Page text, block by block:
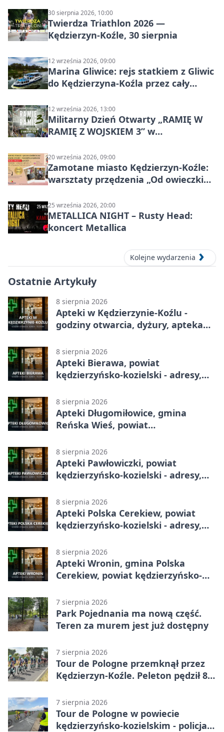
30 sierpnia 2026, 10:00
Twierdza Triathlon 2026 —
Kędzierzyn-Koźle, 30 sierpnia
12 września 2026, 09:00
Marina Gliwice: rejs statkiem z Gliwic
do Kędzierzyna-Koźla przez cały
12 września 2026, 13:00
Militarny Dzień Otwarty „RAMIĘ W
RAMIĘ Z WOJSKIEM 3” w
20 września 2026, 09:00
Zamotane miasto Kędzierzyn-Koźle:
warsztaty przędzenia „Od owieczki
25 września 2026, 20:00
METALLICA NIGHT – Rusty Head:
koncert Metallica
Kolejne wydarzenia
Ostatnie Artykuły
8 sierpnia 2026
Apteki w Kędzierzynie-Koźlu -
godziny otwarcia, dyżury, apteka
8 sierpnia 2026
Apteki Bierawa, powiat
kędzierzyńsko-kozielski - adresy,
8 sierpnia 2026
Apteki Długomiłowice, gmina
Reńska Wieś, powiat
telefony, godziny otwarcia
8 sierpnia 2026
Apteki Pawłowiczki, powiat
kędzierzyńsko-kozielski - adresy,
8 sierpnia 2026
Apteki Polska Cerekiew, powiat
kędzierzyńsko-kozielski - adresy,
8 sierpnia 2026
Apteki Wronin, gmina Polska
Cerekiew, powiat kędzierzyńsko-
otwarcia
7 sierpnia 2026
Park Pojednania ma nową część.
Teren za murem jest już dostępny
7 sierpnia 2026
Tour de Pologne przemknął przez
Kędzierzyn-Koźle. Peleton pędził 80
7 sierpnia 2026
Tour de Pologne w powiecie
kędzierzyńsko-kozielskim - policja